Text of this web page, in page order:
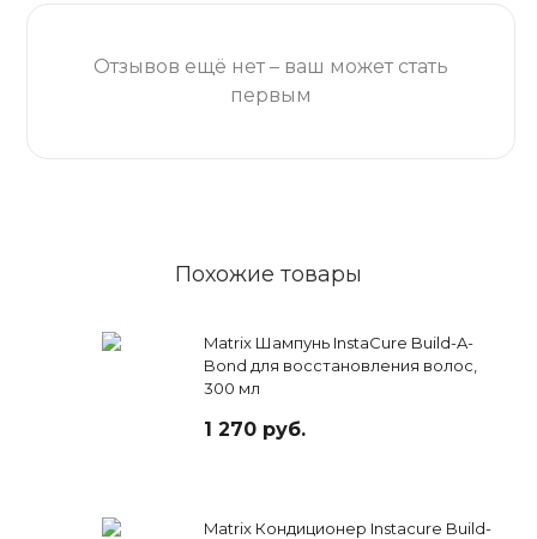
Отзывов ещё нет – ваш может стать
первым
Похожие товары
Matrix Шампунь InstaСure Build-A-
Bond для восстановления волос,
300 мл
1 270 руб.
Matrix Кондиционер Instacure Build-